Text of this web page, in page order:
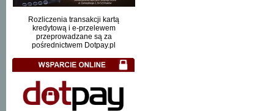
Rozliczenia transakcji kartą
kredytową i e-przelewem
przeprowadzane są za
pośrednictwem Dotpay.pl